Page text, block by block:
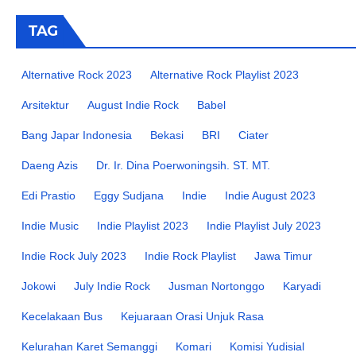
TAG
Alternative Rock 2023 Alternative Rock Playlist 2023
Arsitektur August Indie Rock Babel
Bang Japar Indonesia Bekasi BRI Ciater
Daeng Azis Dr. Ir. Dina Poerwoningsih. ST. MT.
Edi Prastio Eggy Sudjana Indie Indie August 2023
Indie Music Indie Playlist 2023 Indie Playlist July 2023
Indie Rock July 2023 Indie Rock Playlist Jawa Timur
Jokowi July Indie Rock Jusman Nortonggo Karyadi
Kecelakaan Bus Kejuaraan Orasi Unjuk Rasa
Kelurahan Karet Semanggi Komari Komisi Yudisial